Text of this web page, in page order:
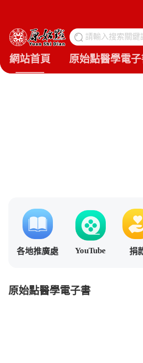
請輸入搜索關鍵
網站首頁 原始點醫學電
各地推廣處 YouTube 捐
原始點醫學電子書